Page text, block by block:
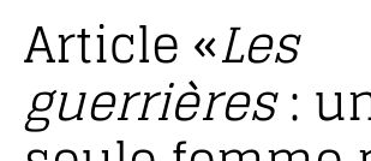
Article «Les
guerrières: